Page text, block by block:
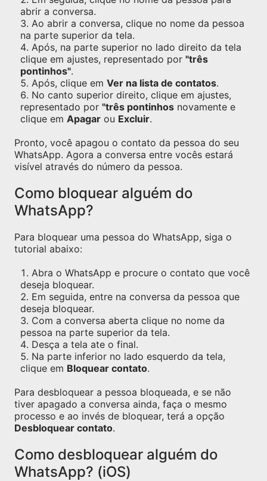
abrir a conversa.
Ao abrir a conversa, clique no nome da pessoa
na parte superior da tela.
Após, na parte superior no lado direito da tela
clique em ajustes, representado por "três
pontinhos".
Após, clique em Ver na lista de contatos.
No canto superior direito, clique em ajustes,
representado por "três pontinhos novamente e
clique em Apagar ou Excluir.
Pronto, você apagou o contato da pessoa do seu
WhatsApp. Agora a conversa entre vocês estará
visível através do número da pessoa.
Como bloquear alguém do
WhatsApp?
Para bloquear uma pessoa do WhatsApp, siga o
tutorial abaixo:
Abra o WhatsApp e procure o contato que você
deseja bloquear.
Em seguida, entre na conversa da pessoa que
deseja bloquear.
Com a conversa aberta clique no nome da
pessoa na parte superior da tela.
Desça a tela ate o final.
Na parte inferior no lado esquerdo da tela,
clique em Bloquear contato.
Para desbloquear a pessoa bloqueada, e se não
tiver apagado a conversa ainda, faça o mesmo
processo e ao invés de bloquear, terá a opção
Desbloquear contato.
Como desbloquear alguém do
WhatsApp? (iOS)